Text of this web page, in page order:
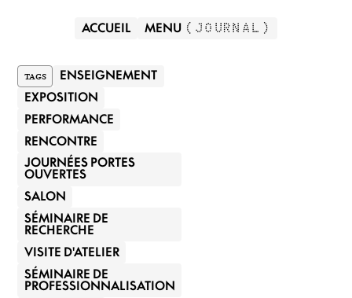
ACCUEIL MENU ( JOURNAL )
TAGS
ENSEIGNEMENT
EXPOSITION
PERFORMANCE
RENCONTRE
JOURNÉES PORTES
OUVERTES
SALON
SÉMINAIRE DE
RECHERCHE
VISITE D'ATELIER
SÉMINAIRE DE
PROFESSIONNALISATION